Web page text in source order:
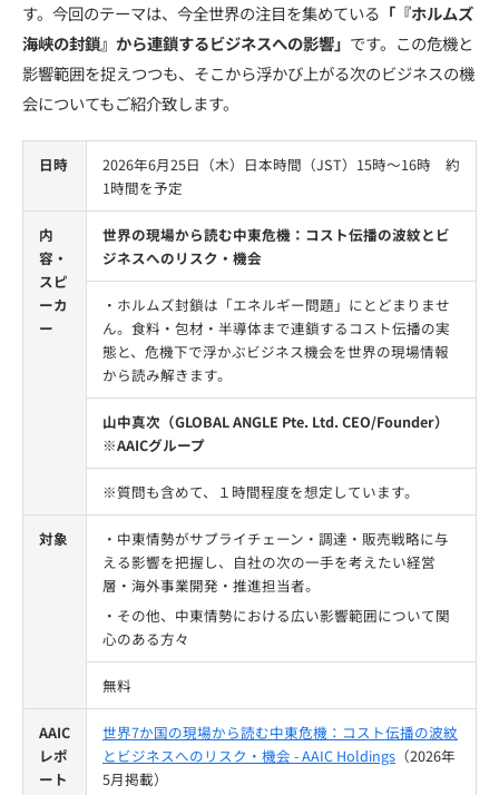
す。今回のテーマは、今全世界の注目を集めている 「『ホルムズ
海峡の封鎖』から連鎖するビジネスへの影響」 です。この危機と
影響範囲を捉えつつも、そこから浮かび上がる次のビジネスの機
会についてもご紹介致します。
日時
2026年6月25日（木）日本時間（JST）15時〜16時 約
1時間を予定
内
容・
スピ
ーカ
ー
世界の現場から読む中東危機：コスト伝播の波紋とビ
ジネスへのリスク・機会
・ホルムズ封鎖は「エネルギー問題」にとどまりませ
ん。食料・包材・半導体まで連鎖するコスト伝播の実
態と、危機下で浮かぶビジネス機会を世界の現場情報
から読み解きます。
山中真次（GLOBAL ANGLE Pte. Ltd. CEO/Founder）
※AAICグループ
※質問も含めて、１時間程度を想定しています。
対象
・中東情勢がサプライチェーン・調達・販売戦略に与
える影響を把握し、自社の次の一手を考えたい経営
層・海外事業開発・推進担当者。
・その他、中東情勢における広い影響範囲について関
心のある方々
無料
AAIC
レポ
ート
世界7か国の現場から読む中東危機：コスト伝播の波紋
とビジネスへのリスク・機会 - AAIC Holdings （2026年
5月掲載）